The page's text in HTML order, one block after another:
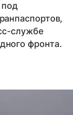
службе
фронта.